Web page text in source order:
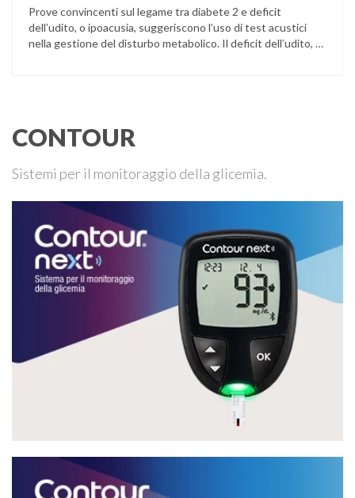
Prove convincenti sul legame tra diabete 2 e deficit
dell’udito, o ipoacusia, suggeriscono l’uso di test acustici
nella gestione del disturbo metabolico. Il deficit dell’udito, o
CONTOUR
Sistemi per il monitoraggio della glicemia.